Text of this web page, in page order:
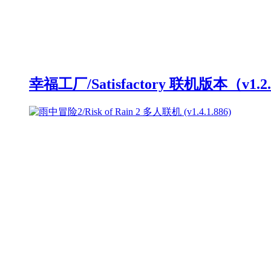
幸福工厂/Satisfactory 联机版本（